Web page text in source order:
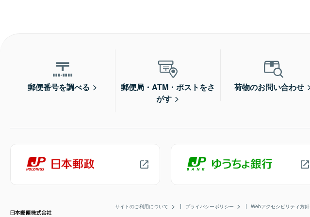
郵便番号を調べる
郵便局・ATM・ポストをさ
がす
荷物のお問い合わせ
サイトのご利用について プライバシーポリシー Webアクセシビリティ方針